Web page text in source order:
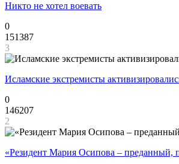
Никто не хотел воевать
0
151387
3
Исламские экстремисты
0
146207
2
«Резидент Мария Осипова – преданный,